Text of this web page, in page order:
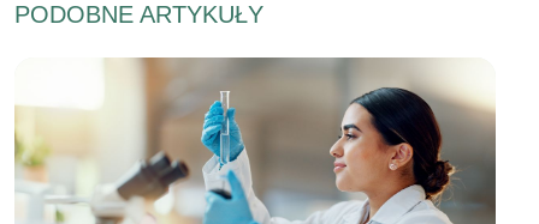
PODOBNE ARTYKUŁY